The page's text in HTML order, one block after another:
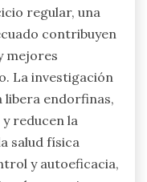
regular, una
contribuyen
mejores
La investigación
libera endorfinas,
reducen la
salud física
y autoeficacia,